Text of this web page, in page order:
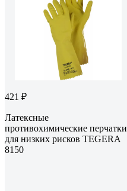
421 ₽
Латексные
противохимические перчатки
для низких рисков TEGERA
8150